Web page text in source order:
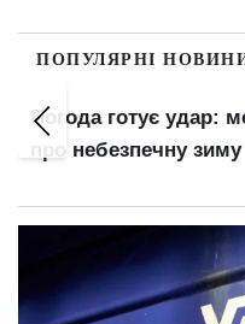
ПОПУЛЯРНІ
Погода готує удар:
про небезпечну зиму